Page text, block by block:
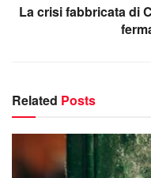
La crisi fabbricata di
Related Posts